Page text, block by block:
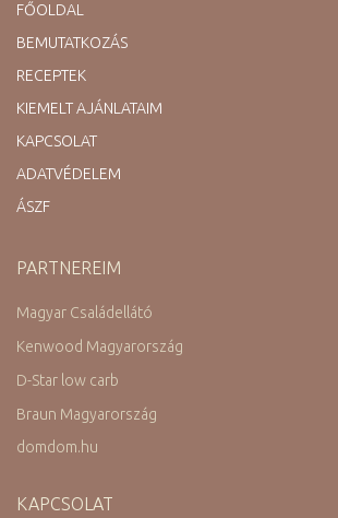
FŐOLDAL
BEMUTATKOZÁS
RECEPTEK
KIEMELT AJÁNLATAIM
KAPCSOLAT
ADATVÉDELEM
ÁSZF
PARTNEREIM
Magyar Családellátó
Kenwood Magyarország
D-Star low carb
Braun Magyarország
domdom.hu
KAPCSOLAT